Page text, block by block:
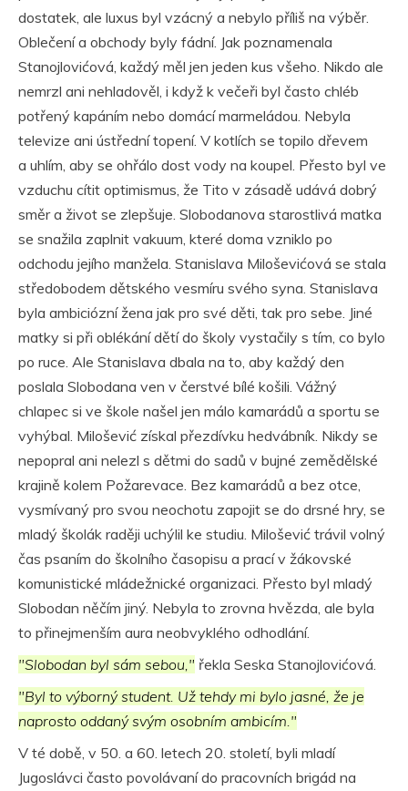
dostatek, ale luxus byl vzácný a nebylo příliš na výběr.
Oblečení a obchody byly fádní. Jak poznamenala
Stanojlovićová, každý měl jen jeden kus všeho. Nikdo ale
nemrzl ani nehladověl, i když k večeři byl často chléb
potřený kapáním nebo domácí marmeládou. Nebyla
televize ani ústřední topení. V kotlích se topilo dřevem
a uhlím, aby se ohřálo dost vody na koupel. Přesto byl ve
vzduchu cítit optimismus, že Tito v zásadě udává dobrý
směr a život se zlepšuje. Slobodanova starostlivá matka
se snažila zaplnit vakuum, které doma vzniklo po
odchodu jejího manžela. Stanislava Miloševićová se stala
středobodem dětského vesmíru svého syna. Stanislava
byla ambiciózní žena jak pro své děti, tak pro sebe. Jiné
matky si při oblékání dětí do školy vystačily s tím, co bylo
po ruce. Ale Stanislava dbala na to, aby každý den
poslala Slobodana ven v čerstvé bílé košili. Vážný
chlapec si ve škole našel jen málo kamarádů a sportu se
vyhýbal. Milošević získal přezdívku hedvábník. Nikdy se
nepopral ani nelezl s dětmi do sadů v bujné zemědělské
krajině kolem Požarevace. Bez kamarádů a bez otce,
vysmívaný pro svou neochotu zapojit se do drsné hry, se
mladý školák raději uchýlil ke studiu. Milošević trávil volný
čas psaním do školního časopisu a prací v žákovské
komunistické mládežnické organizaci. Přesto byl mladý
Slobodan něčím jiný. Nebyla to zrovna hvězda, ale byla
to přinejmenším aura neobvyklého odhodlání.
"Slobodan byl sám sebou," řekla Seska Stanojlovićová.
"Byl to výborný student. Už tehdy mi bylo jasné, že je
naprosto oddaný svým osobním ambicím."
V té době, v 50. a 60. letech 20. století, byli mladí
Jugoslávci často povolávaní do pracovních brigád na